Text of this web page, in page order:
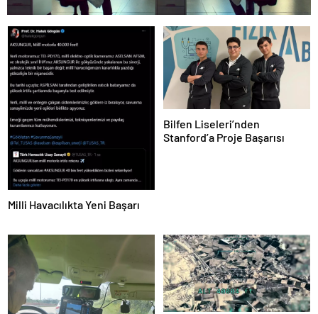
Milli Havacılıkta Yeni Başarı
Bilfen Liseleri’nden
Stanford’a Proje Başarısı